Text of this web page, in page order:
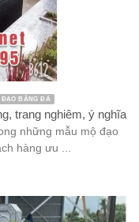
ĐẠO BẰNG ĐÁ
trang nghiêm, ý nghĩa
những mẫu mộ đạo
hàng ưu ...